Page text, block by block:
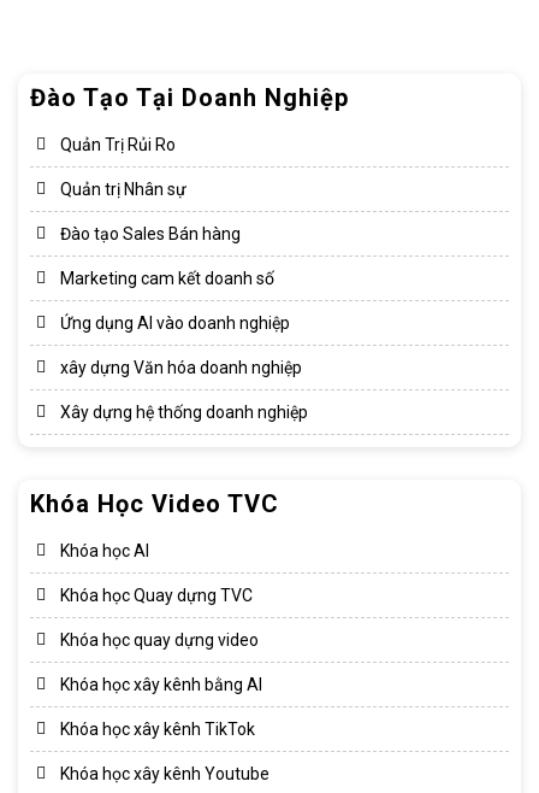
Đào Tạo Tại Doanh Nghiệp
Quản Trị Rủi Ro
Quản trị Nhân sự
Đào tạo Sales Bán hàng
Marketing cam kết doanh số
Ứng dụng AI vào doanh nghiệp
xây dựng Văn hóa doanh nghiệp​
Xây dựng hệ thống doanh nghiệp​
Khóa Học Video TVC
Khóa học AI
Khóa học Quay dựng TVC
Khóa học quay dựng video
Khóa học xây kênh bằng AI
Khóa học xây kênh TikTok
Khóa học xây kênh Youtube